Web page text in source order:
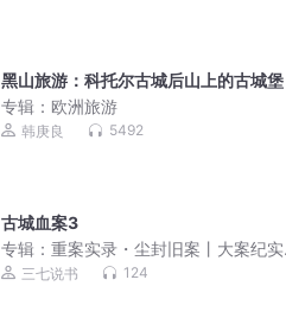
黑山旅游：科托尔古城后山上的古城堡
专辑： 欧洲旅游
韩庚良 5492
古城血案3
专辑： 重案实录・尘封旧案丨大案纪实
丨谜案追凶丨免费收听
三七说书 124